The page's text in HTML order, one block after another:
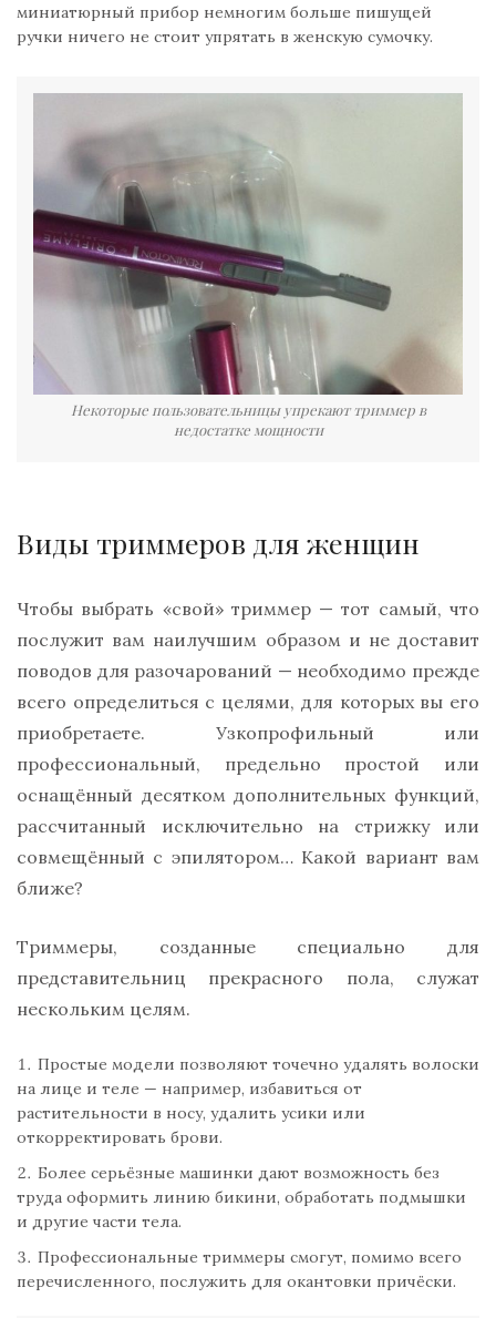
миниатюрный прибор немногим больше пишущей
ручки ничего не стоит упрятать в женскую сумочку.
Некоторые пользовательницы упрекают триммер в
недостатке мощности
Виды триммеров для женщин
Чтобы выбрать «свой» триммер — тот самый, что
послужит вам наилучшим образом и не доставит
поводов для разочарований — необходимо прежде
всего определиться с целями, для которых вы его
приобретаете. Узкопрофильный или
профессиональный, предельно простой или
оснащённый десятком дополнительных функций,
рассчитанный исключительно на стрижку или
совмещённый с эпилятором… Какой вариант вам
ближе?
Триммеры, созданные специально для
представительниц прекрасного пола, служат
нескольким целям.
Простые модели позволяют точечно удалять волоски
на лице и теле — например, избавиться от
растительности в носу, удалить усики или
откорректировать брови.
Более серьёзные машинки дают возможность без
труда оформить линию бикини, обработать подмышки
и другие части тела.
Профессиональные триммеры смогут, помимо всего
перечисленного, послужить для окантовки причёски.